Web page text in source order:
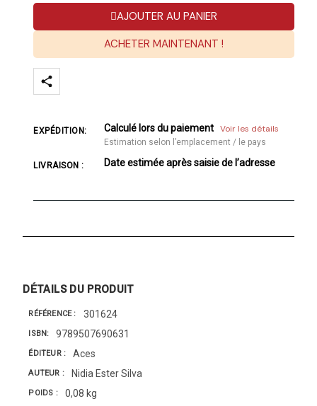
AJOUTER AU PANIER
ACHETER MAINTENANT !
EXPÉDITION: Calculé lors du paiement Voir les détails
Estimation selon l’emplacement / le pays
LIVRAISON : Date estimée après saisie de l’adresse
DÉTAILS DU PRODUIT
RÉFÉRENCE 301624
ISBN 9789507690631
ÉDITEUR Aces
AUTEUR Nidia Ester Silva
POIDS 0,08 kg